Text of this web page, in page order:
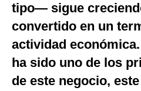
tipo— sigue
convertido en un
actividad
ha sido uno de los
de este negocio,